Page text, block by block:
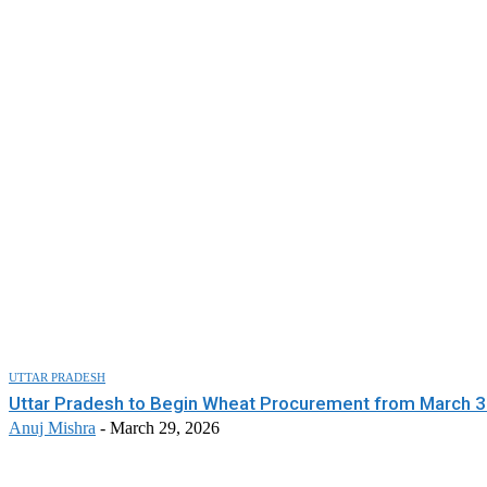
UTTAR PRADESH
Uttar Pradesh to Begin Wheat Procurement from March
Anuj Mishra - March 29, 2026